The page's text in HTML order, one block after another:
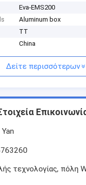
Eva-EMS200
Aluminum box
TT
China
Δείτε περισσότερων
τεχνολογίας, πόλη